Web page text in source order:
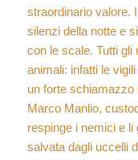
straordinario valore.
silenzi della notte e
con le scale. Tutti gli
animali: infatti le
un forte schiamazzo
Marco Manlio,
respinge i nemici e li
salvata dagli uccelli